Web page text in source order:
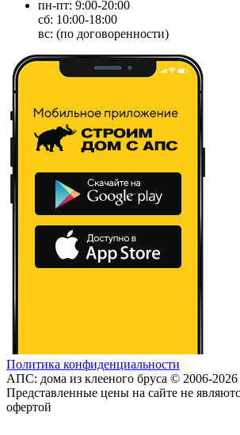
пн-пт: 9:00-20:00
сб: 10:00-18:00
вс: (по договоренности)
Политика конфиденциальности
АПС: дома из клееного бруса © 2006-2026
Представленные цены на сайте не
офертой